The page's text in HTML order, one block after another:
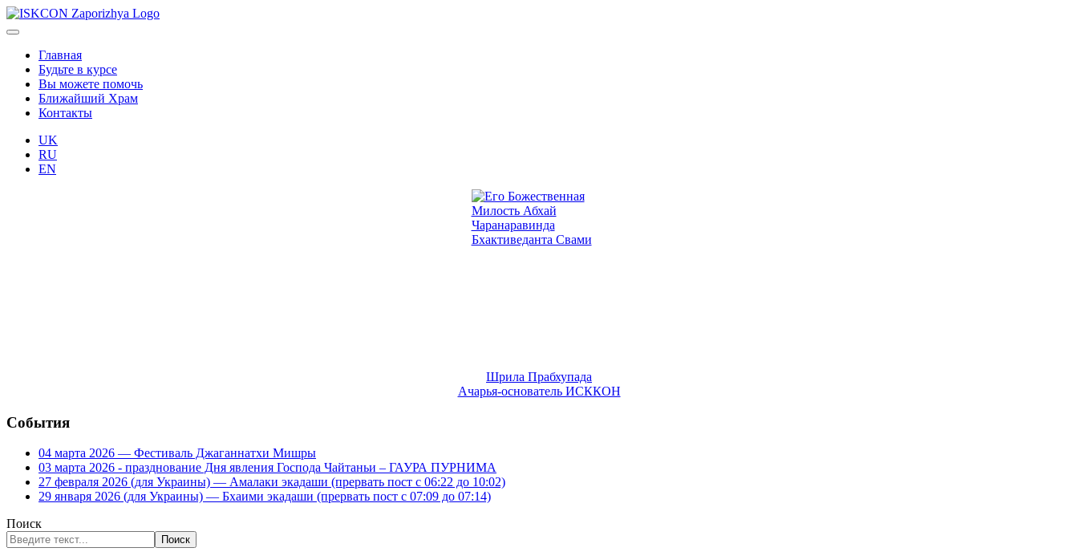
Главная
Будьте в курсе
Вы можете помочь
Ближайший Храм
Контакты
UK
RU
EN
Шрила Прабхупада
Ачарья-основатель ИСККОН
События
04 марта 2026 — Фестиваль Джаганнатхи Мишры
03 марта 2026 - празднование Дня явления Господа Чайтаньи – ГАУРА ПУРНИМА
27 февраля 2026 (для Украины) — Амалаки экадаши (прервать пост с 06:22 до 10:02)
29 января 2026 (для Украины) — Бхаими экадаши (прервать пост с 07:09 до 07:14)
Поиск
Поиск